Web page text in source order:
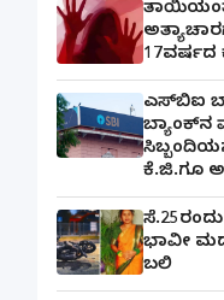
17ವರ್ಷದ
ಎಸ್‌ಬಿಐ
ಬ್ಯಾಂಕ್​ನ
ಕೆ.ಜಿ.ಗೂ
ಭಾವೀ
ಬಲಿ